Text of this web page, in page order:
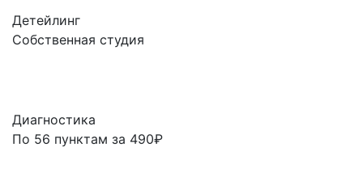
Детейлинг
Собственная студия
Диагностика
По 56 пунктам за 490₽